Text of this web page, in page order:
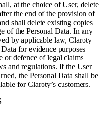
at the choice of User, delete
the end of the provision of
shall delete existing copies
of the Personal Data. In any
by applicable law, Claroty
for evidence purposes
or defence of legal claims
and regulations. If the User
the Personal Data shall be
for Claroty’s customers.